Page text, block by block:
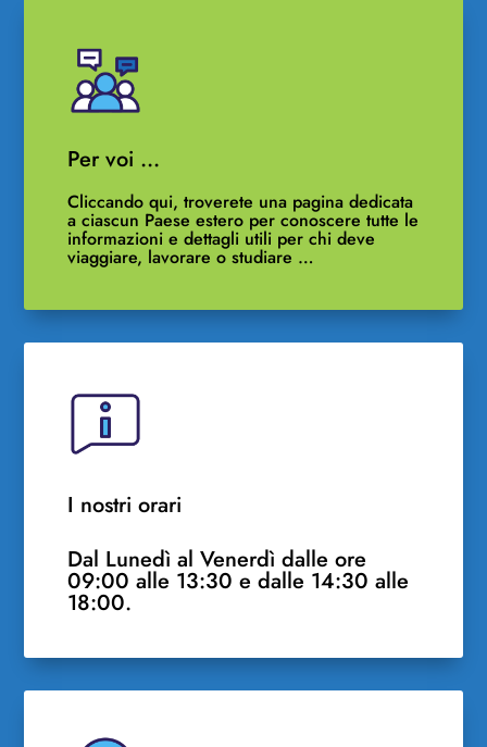
Per voi …
Cliccando qui, troverete una pagina dedicata
a ciascun Paese estero per conoscere tutte le
informazioni e dettagli utili per chi deve
viaggiare, lavorare o studiare …
I nostri orari
Dal Lunedì al Venerdì dalle ore
09:00 alle 13:30 e dalle 14:30 alle
18:00.